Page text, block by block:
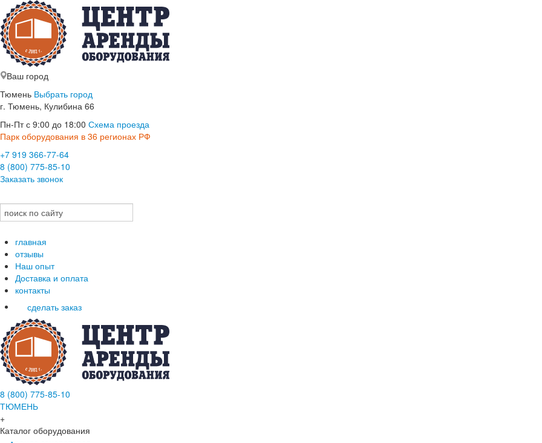
Ваш город
Тюмень Выбрать город
г. Тюмень, Кулибина 66
Пн-Пт с 9:00 до 18:00 Схема проезда
Парк оборудования в 36 регионах РФ
+7 919 366-77-64
8 (800) 775-85-10
Заказать звонок
главная
отзывы
Наш опыт
Доставка и оплата
контакты
сделать заказ
8 (800) 775-85-10
ТЮМЕНЬ
+
Каталог оборудования